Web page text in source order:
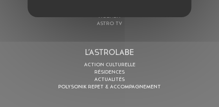
AGENDA
ASTRO TV
L’ASTROLABE
ACTION CULTURELLE
RÉSIDENCES
ACTUALITÉS
POLYSONIK REPET & ACCOMPAGNEMENT